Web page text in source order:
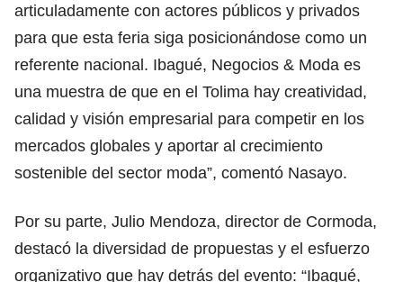
articuladamente con actores públicos y privados
para que esta feria siga posicionándose como un
referente nacional. Ibagué, Negocios & Moda es
una muestra de que en el Tolima hay creatividad,
calidad y visión empresarial para competir en los
mercados globales y aportar al crecimiento
sostenible del sector moda”, comentó Nasayo.
Por su parte, Julio Mendoza, director de Cormoda,
destacó la diversidad de propuestas y el esfuerzo
organizativo que hay detrás del evento: “Ibagué,